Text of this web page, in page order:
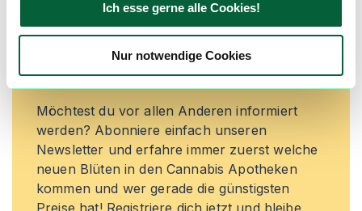
Ich esse gerne alle Cookies!
Nur notwendige Cookies
Neue Cannabisblüten und die
besten Preise nicht mehr
verpassen!
Möchtest du vor allen Anderen informiert
werden? Abonniere einfach unseren
Newsletter und erfahre immer zuerst welche
neuen Blüten in den Cannabis Apotheken
kommen und wer gerade die günstigsten
Preise hat! Registriere dich jetzt und bleibe